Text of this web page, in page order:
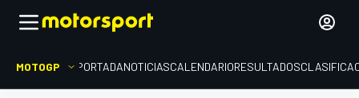
MOTOGP PORTADANOTICIASCALENDARIORESULTADOS